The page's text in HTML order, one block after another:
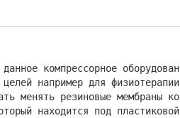
компрессорное
например для
менять резиновые мембраны
находится под